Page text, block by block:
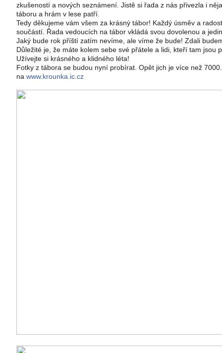
zkušeností a nových seznámení. Jistě si řada z nás přivezla i
táboru a hrám v lese patří.
Tedy děkujeme vám všem za krásný tábor! Každý úsměv a
součástí. Řada vedoucích na tábor vkládá svou dovolenou a
Jaký bude rok příští zatím nevíme, ale víme že bude! Zdali
Důležité je, že máte kolem sebe své přátele a lidi, kteří tam jsou
Užívejte si krásného a klidného léta!
Fotky z tábora se budou nyní probírat. Opět jich je více než
na www.krounka.ic.cz